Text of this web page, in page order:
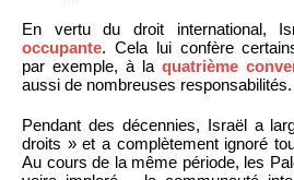
En vertu du droit international,
occupante. Cela lui confère
par exemple, à la quatrième
aussi de nombreuses responsabilités.
Pendant des décennies, Israël a
droits » et a complètement ignoré
Au cours de la même période, les